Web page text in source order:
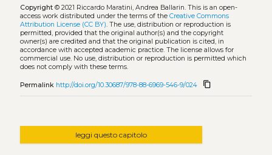
Copyright© 2021 Riccardo Maratini, Andrea Ballarin. This is an open-
access work distributed under the terms of the Creative Commons
Attribution License (CC BY). The use, distribution or reproduction is
permitted, provided that the original author(s) and the copyright
owner(s) are credited and that the original publication is cited, in
accordance with accepted academic practice. The license allows for
commercial use. No use, distribution or reproduction is permitted which
does not comply with these terms.
Permalink http://doi.org/10.30687/978-88-6969-546-9/024 content_copy
leggi questo capitolo